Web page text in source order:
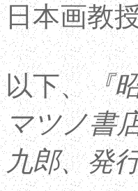
日本画教
以下、『
マツノ書
九郎、発